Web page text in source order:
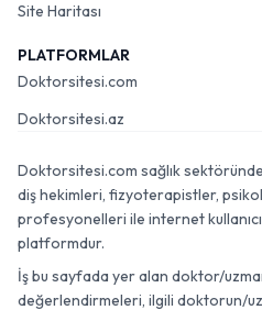
Site Haritası
PLATFORMLAR
Doktorsitesi.com
Doktorsitesi.az
Doktorsitesi.com sağlık
diş hekimleri, fizyoterapistler,
profesyonelleri ile internet
platformdur.
İş bu sayfada yer alan doktor/
değerlendirmeleri, ilgili doktorun/